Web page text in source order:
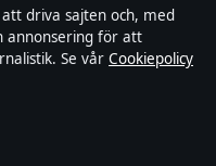
driva sajten och, med
annonsering för att
Se vår Cookiepolicy